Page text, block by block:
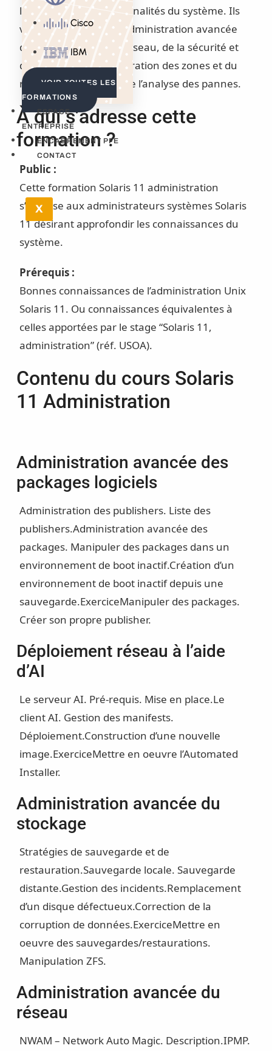
Cisco
IBM
VOIR TOUTES LES
FORMATIONS
ESPACE
ENTREPRISE
ENCADREMENT PFE
CONTACT
X
l’ensemble des fonctionnalités du système. Ils
verront notamment l’administration avancée
des packages IPS, du réseau, de la sécurité et
du stockage, la configuration des zones et du
réseau virtuel, ainsi que l’analyse des pannes.
À qui s’adresse cette
formation ?
Public :
Cette formation Solaris 11 administration
s’adresse aux administrateurs systèmes Solaris
11 désirant approfondir les connaissances du
système.
Prérequis :
Bonnes connaissances de l’administration Unix
Solaris 11. Ou connaissances équivalentes à
celles apportées par le stage “Solaris 11,
administration” (réf. USOA).
Contenu du cours Solaris
11 Administration
Administration avancée des
packages logiciels
Administration des publishers. Liste des
publishers.Administration avancée des
packages. Manipuler des packages dans un
environnement de boot inactif.Création d’un
environnement de boot inactif depuis une
sauvegarde.ExerciceManipuler des packages.
Créer son propre publisher.
Déploiement réseau à l’aide
d’AI
Le serveur AI. Pré-requis. Mise en place.Le
client AI. Gestion des manifests.
Déploiement.Construction d’une nouvelle
image.ExerciceMettre en oeuvre l’Automated
Installer.
Administration avancée du
stockage
Stratégies de sauvegarde et de
restauration.Sauvegarde locale. Sauvegarde
distante.Gestion des incidents.Remplacement
d’un disque défectueux.Correction de la
corruption de données.ExerciceMettre en
oeuvre des sauvegardes/restaurations.
Manipulation ZFS.
Administration avancée du
réseau
NWAM – Network Auto Magic. Description.IPMP.